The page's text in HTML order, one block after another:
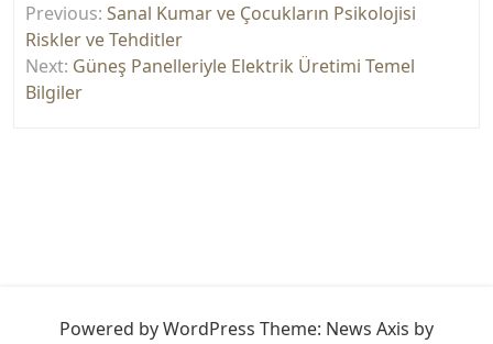
gezinmesi
Previous: Sanal Kumar ve Çocukların Psikolojisi
Riskler ve Tehditler
Next: Güneş Panelleriyle Elektrik Üretimi Temel
Bilgiler
Powered by WordPress Theme: News Axis by